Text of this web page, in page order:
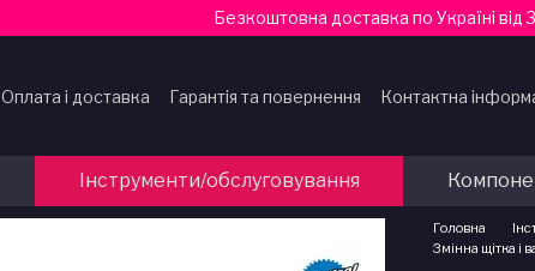
Безкоштовна доставка по Україні від
Оплата і доставка Гарантія та повернення Контактна
Інструменти/обслуговування
Головна
Змінна щітка і